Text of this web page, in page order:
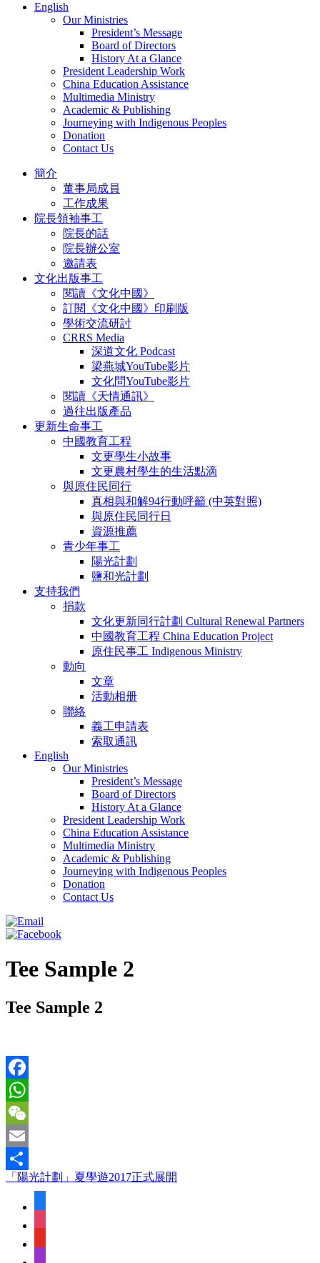
English
Our Ministries
President’s Message
Board of Directors
History At a Glance
President Leadership Work
China Education Assistance
Multimedia Ministry
Academic & Publishing
Journeying with Indigenous Peoples
Donation
Contact Us
簡介
董事局成員
工作成果
院長領袖事工
院長的話
院長辦公室
邀請表
文化出版事工
閱讀《文化中國》
訂閱《文化中國》印刷版
學術交流研討
CRRS Media
深道文化 Podcast
梁燕城YouTube影片
文化問YouTube影片
閱讀《天情通訊》
過往出版產品
更新生命事工
中國教育工程
文更學生小故事
文更農村學生的生活點滴
與原住民同行
真相與和解94行動呼籲 (中英對照)
與原住民同行日
資源推薦
青少年事工
陽光計劃
鹽和光計劃
支持我們
捐款
文化更新同行計劃 Cultural Renewal Partners
中國教育工程 China Education Project
原住民事工 Indigenous Ministry
動向
文章
活動相册
聯絡
義工申請表
索取通訊
English
Our Ministries
President’s Message
Board of Directors
History At a Glance
President Leadership Work
China Education Assistance
Multimedia Ministry
Academic & Publishing
Journeying with Indigenous Peoples
Donation
Contact Us
Tee Sample 2
Tee Sample 2
Facebook
WhatsApp
WeChat
Email
Share
「陽光計劃」夏學遊2017正式展開